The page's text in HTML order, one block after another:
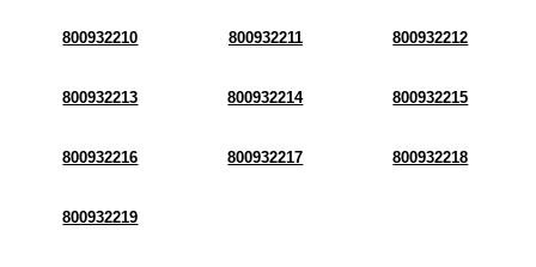
800932210 800932211 800932212
800932213 800932214 800932215
800932216 800932217 800932218
800932219